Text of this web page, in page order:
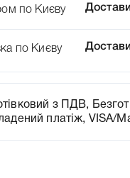
по Києву
по Києву
з ПДВ,
платіж, VISA/